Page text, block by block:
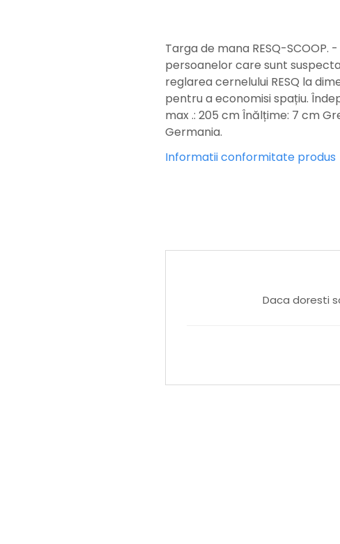
Targa de mana RESQ-
persoanelor care sunt
reglarea cernelului RESQ la
pentru a economisi spațiu.
max .: 205 cm Înălțime: 7 cm
Germania.
Informatii conformitate produs
Daca doresti